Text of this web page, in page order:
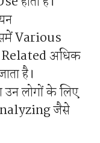
Various
अधिक
है।
लोगों के लिए
जैसे